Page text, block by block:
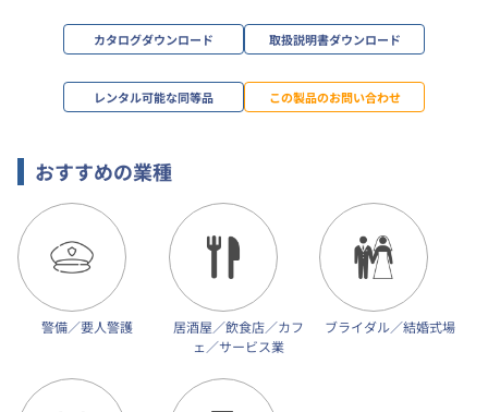
カタログダウンロード 取扱説明書ダウンロード
レンタル可能な同等品 この製品のお問い合わせ
おすすめの業種
警備／要人警護
居酒屋／飲食店／カフ
ェ／サービス業
ブライダル／結婚式場